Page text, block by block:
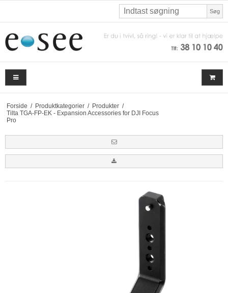
Søg
Forside / Produktkategorier / Produkter /
Tilta TGA-FP-EK - Expansion Accessories for DJI Focus
Pro